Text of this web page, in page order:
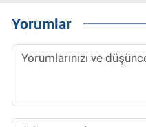
Yorumlar